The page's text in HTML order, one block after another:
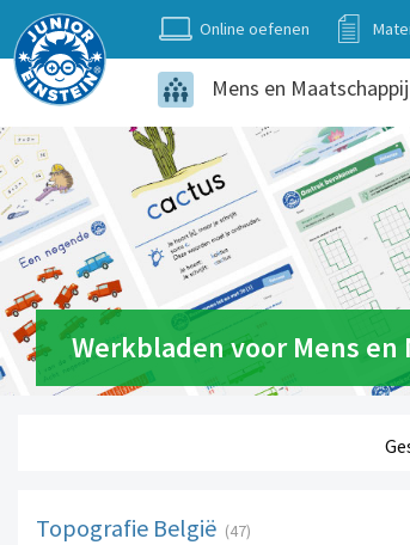
Online oefenen
Mens en Maatschappij
Werkbladen voor Mens en
Topografie België (47)